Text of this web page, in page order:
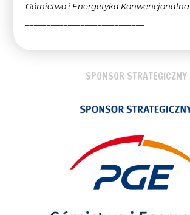
Górnictwo i Energetyka Konwencjonalna
SPONSOR STRATEGICZNY